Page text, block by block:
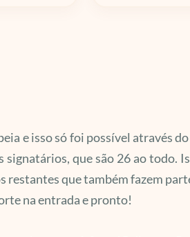
e isso só foi possível através
signatários, que são 26 ao todo.
restantes que também fazem
na entrada e pronto!